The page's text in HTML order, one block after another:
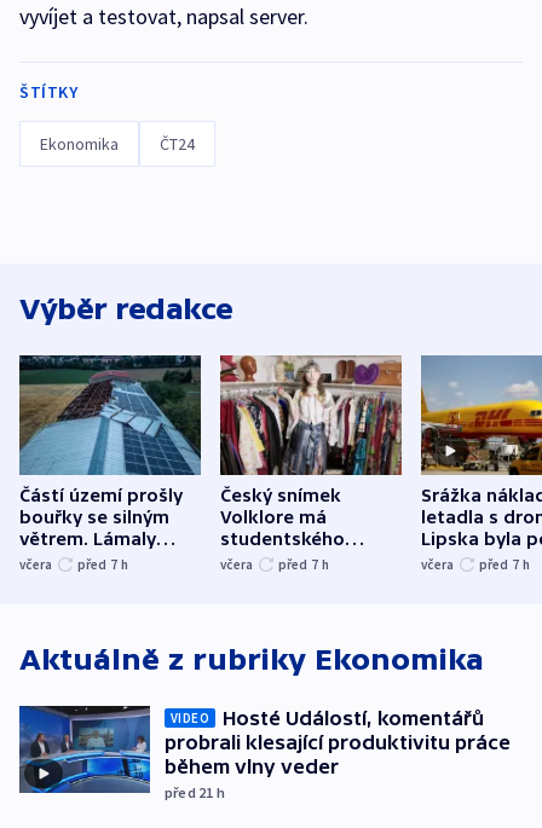
vyvíjet a testovat, napsal server.
ŠTÍTKY
Ekonomika ČT24
Výběr redakce
Částí území prošly
bouřky se silným
větrem. Lámaly
stromy a poničily
včera před 7 h
Český snímek
Volklore má
studentského
Oscara, zabojuje o
včera před 7 h
Srážka
letadla s
Lipska byla
německého
včera před 7 h
Aktuálně z rubriky Ekonomika
VIDEO
Hosté Událostí, komentářů
probrali klesající produktivitu práce
během vlny veder
před 21 h